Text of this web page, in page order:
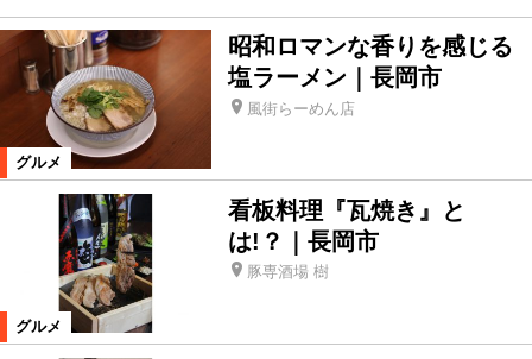
グルメ
昭和ロマンな香りを感じる
塩ラーメン｜長岡市
風街らーめん店
グルメ
看板料理『瓦焼き』と
は!？｜長岡市
豚専酒場 樹